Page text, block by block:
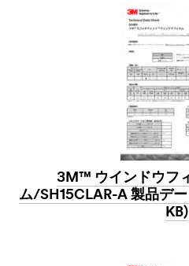
3M™ ウインドウフ
ム/SH15CLAR-A 製品デ
KB)